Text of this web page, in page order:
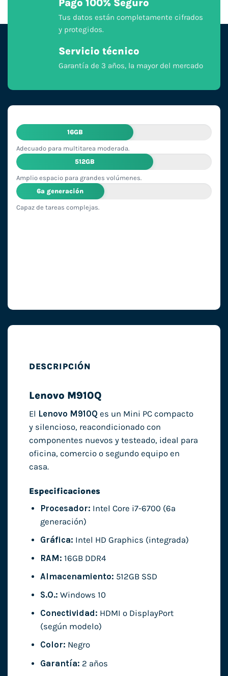
Pago 100% Seguro
Tus datos están completamente cifrados
y protegidos.
Servicio técnico
Garantía de 3 años, la mayor del mercado
16GB
Adecuado para multitarea moderada.
512GB
Amplio espacio para grandes volúmenes.
6ª generación
Capaz de tareas complejas.
DESCRIPCIÓN
Lenovo M910Q
El Lenovo M910Q es un Mini PC compacto
y silencioso, reacondicionado con
componentes nuevos y testeado, ideal para
oficina, comercio o segundo equipo en
casa.
Especificaciones
Procesador: Intel Core i7-6700 (6ª
generación)
Gráfica: Intel HD Graphics (integrada)
RAM: 16GB DDR4
Almacenamiento: 512GB SSD
S.O.: Windows 10
Conectividad: HDMI o DisplayPort
(según modelo)
Color: Negro
Garantía: 2 años